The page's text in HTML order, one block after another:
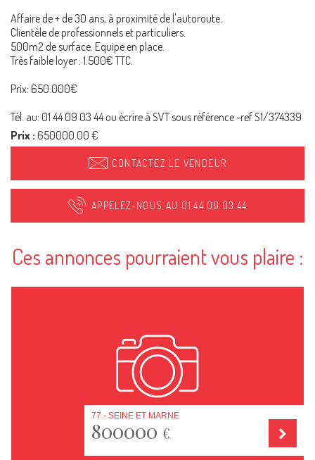
Affaire de + de 30 ans, à proximité de l'autoroute.
Clientèle de professionnels et particuliers.
500m2 de surface. Equipe en place.
Très faible loyer : 1.500€ TTC.
Prix: 650.000€
Tél. au: 01 44 09 03 44 ou écrire à SVT sous référence -ref S1/374339
Prix : 650000.00 €
CONTACTEZ LE VENDEUR
APPELEZ-NOUS AU 01.44.09.03.44
Ces annonces pourraient vous plaire :
77 - SEINE ET MARNE
800000 €